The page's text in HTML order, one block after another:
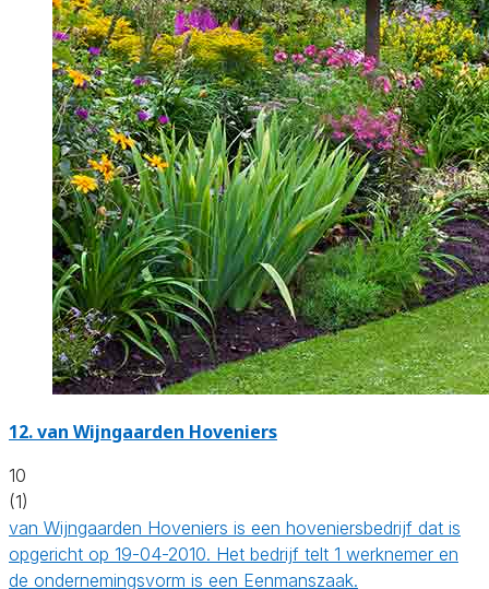
12.van Wijngaarden Hoveniers
10
(1)
van Wijngaarden Hoveniers is een hoveniersbedrijf dat is
opgericht op 19-04-2010. Het bedrijf telt 1 werknemer en
de ondernemingsvorm is een Eenmanszaak.